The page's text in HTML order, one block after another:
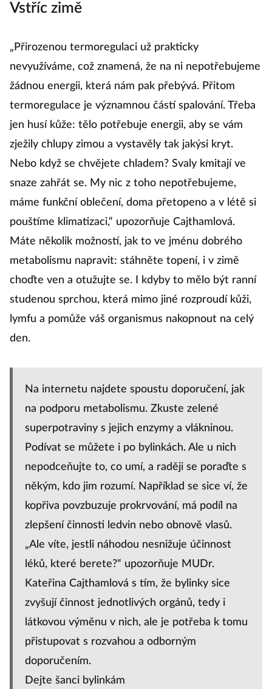
Vstříc zimě
„Přirozenou termoregulaci už prakticky
nevyužíváme, což znamená, že na ni nepotřebujeme
žádnou energii, která nám pak přebývá. Přitom
termoregulace je významnou částí spalování. Třeba
jen husí kůže: tělo potřebuje energii, aby se vám
zježily chlupy zimou a vystavěly tak jakýsi kryt.
Nebo když se chvějete chladem? Svaly kmitají ve
snaze zahřát se. My nic z toho nepotřebujeme,
máme funkční oblečení, doma přetopeno a v létě si
pouštíme klimatizaci,“ upozorňuje Cajthamlová.
Máte několik možností, jak to ve jménu dobrého
metabolismu napravit: stáhněte topení, i v zimě
choďte ven a otužujte se. I kdyby to mělo být ranní
studenou sprchou, která mimo jiné rozproudí kůži,
lymfu a pomůže váš organismus nakopnout na celý
den.
Na internetu najdete spoustu doporučení, jak
na podporu metabolismu. Zkuste zelené
superpotraviny s jejich enzymy a vlákninou.
Podívat se můžete i po bylinkách. Ale u nich
nepodceňujte to, co umí, a raději se poraďte s
někým, kdo jim rozumí. Například se sice ví, že
kopřiva povzbuzuje prokrvování, má podíl na
zlepšení činnosti ledvin nebo obnově vlasů.
„Ale víte, jestli náhodou nesnižuje účinnost
léků, které berete?“ upozorňuje MUDr.
Kateřina Cajthamlová s tím, že bylinky sice
zvyšují činnost jednotlivých orgánů, tedy i
látkovou výměnu v nich, ale je potřeba k tomu
přistupovat s rozvahou a odborným
doporučením.
Dejte šanci bylinkám